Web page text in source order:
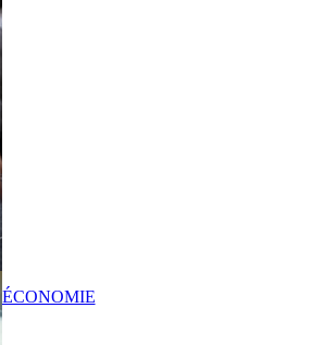
ÉCONOMIE